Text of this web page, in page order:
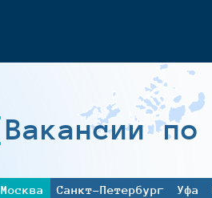
Вакансии по
Москва Санкт-Петербург Уфа